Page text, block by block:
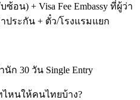
น) + Visa Fee Embassy ที่ผู้ว่า
ประกัน + ตั๋ว/โรงแรมแยก
นัก 30 วัน Single Entry
ไหนให้คนไทยบ้าง?